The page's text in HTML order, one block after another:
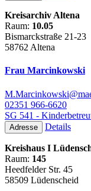
Kreisarchiv Altena
Raum: 10.05
Bismarckstraße 21-23
58762 Altena
Frau Marcinkowski
02351 966-6620
SG 541 -
Adresse Details
Kreishaus I
Raum: 145
Heedfelder Str. 45
58509 Lüdenscheid